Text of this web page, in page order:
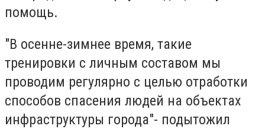
помощь.
"В осенне-зимнее время, такие
тренировки с личным составом мы
проводим регулярно с целью отработки
способов спасения людей на объектах
инфраструктуры города"- подытожил